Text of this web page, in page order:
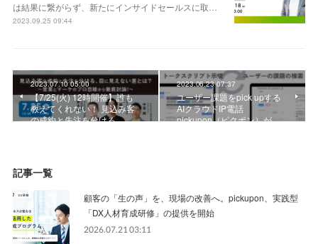
は結果に繋がらず、新たにインサイドセールスに取…
2023.09.25 09:44
2023.07.10 05:00
【7/25(火) 12時開催】誰も
教えてくれない！ 見込み客
の成約と失注を分ける、…
2023.06.23 07:37
ユーザー課題をpick upする
AIクラウドIP電話
pickupon（ピクポン）が…
記事一覧
顧客の「生の声」を、現場の改善へ。pickupon、実践型
「DX人材育成研修」の提供を開始
2026.07.21 03:11